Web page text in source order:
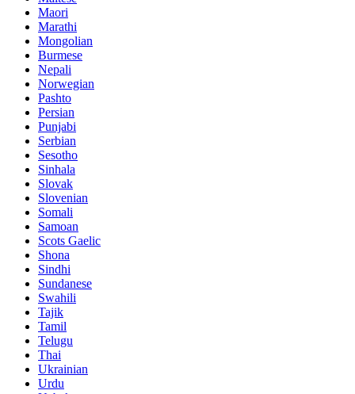
Maori
Marathi
Mongolian
Burmese
Nepali
Norwegian
Pashto
Persian
Punjabi
Serbian
Sesotho
Sinhala
Slovak
Slovenian
Somali
Samoan
Scots Gaelic
Shona
Sindhi
Sundanese
Swahili
Tajik
Tamil
Telugu
Thai
Ukrainian
Urdu